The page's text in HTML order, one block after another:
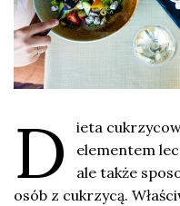
D
ieta
elementem
ale także
osób z cukrzycą.